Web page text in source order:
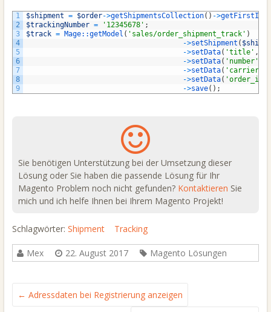
1
2
3
4
5
6
7
8
9
$shipment = $order->getShipmentsCollection( ) ->getFirstItem
$trackingNumber = '12345678' ;
$track = Mage::getModel ( 'sales/order_shipment_track' )
->setShipment (
->setData( 'title' ,
->setData( 'number'
->setData(
->setData( 'order_id'
->save( ) ;
Sie benötigen Unterstützung bei der Umsetzung dieser
Lösung oder Sie haben die passende Lösung für Ihr
Magento Problem noch nicht gefunden? Kontaktieren Sie
mich und ich helfe Ihnen bei Ihrem Magento Projekt!
Schlagwörter: Shipment Tracking
Mex 22. August 2017 Magento Lösungen
← Adressdaten bei Registrierung anzeigen